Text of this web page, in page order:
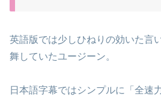
英語版では少しひねりの効いた言
舞していたユージーン。
日本語字幕ではシンプルに「全速